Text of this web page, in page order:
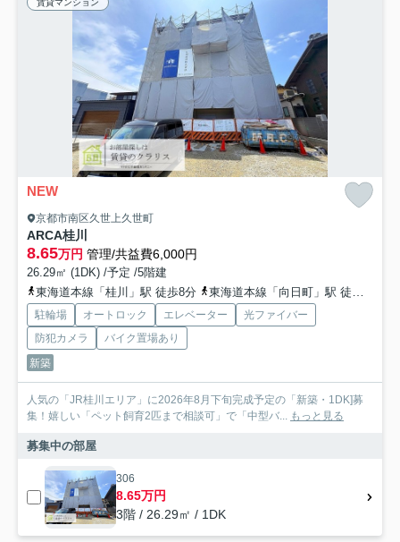
賃貸マンション
NEW
京都市南区久世上久世町
ARCA桂川
8.65万円 管理/共益費6,000円
26.29㎡ (1DK) /予定 /5階建
東海道本線「桂川」駅 徒歩8分
東海道本線「向日町」駅 徒歩22分
駐輪場 オートロック エレベーター
光ファイバー
防犯カメラ
バイク置場あり
新築
人気の「JR桂川エリア」に2026年8月下旬完成予定の「新築・1DK]募
集！嬉しい「ペット飼育2匹まで相談可」で「中型バ... もっと見る
募集中の部屋
306
8.65万円
3階 / 26.29㎡ / 1DK